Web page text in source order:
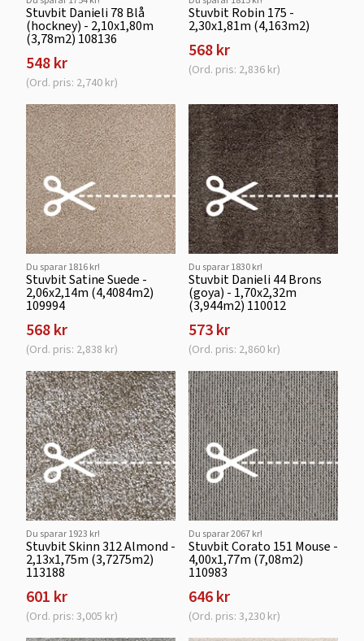
Stuvbit Danieli 78 Blå
(hockney) - 2,10x1,80m
(3,78m2) 108136
548 kr
(Ord. pris: 2,740 kr)
Stuvbit Robin 175 -
2,30x1,81m (4,163m2)
568 kr
(Ord. pris: 2,836 kr)
Du sparar 1816 kr!
Stuvbit Satine Suede -
2,06x2,14m (4,4084m2)
109994
568 kr
(Ord. pris: 2,838 kr)
Du sparar 1830 kr!
Stuvbit Danieli 44 Brons
(goya) - 1,70x2,32m
(3,944m2) 110012
573 kr
(Ord. pris: 2,860 kr)
Du sparar 1923 kr!
Stuvbit Skinn 312 Almond -
2,13x1,75m (3,7275m2)
113188
601 kr
(Ord. pris: 3,005 kr)
Du sparar 2067 kr!
Stuvbit Corato 151 Mouse -
4,00x1,77m (7,08m2)
110983
646 kr
(Ord. pris: 3,230 kr)